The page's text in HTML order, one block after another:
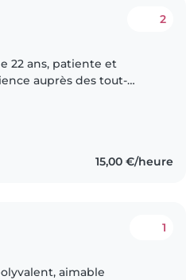
2
22 ans, patiente et
auprès des tout-
15,00 €/heure
1
aimable